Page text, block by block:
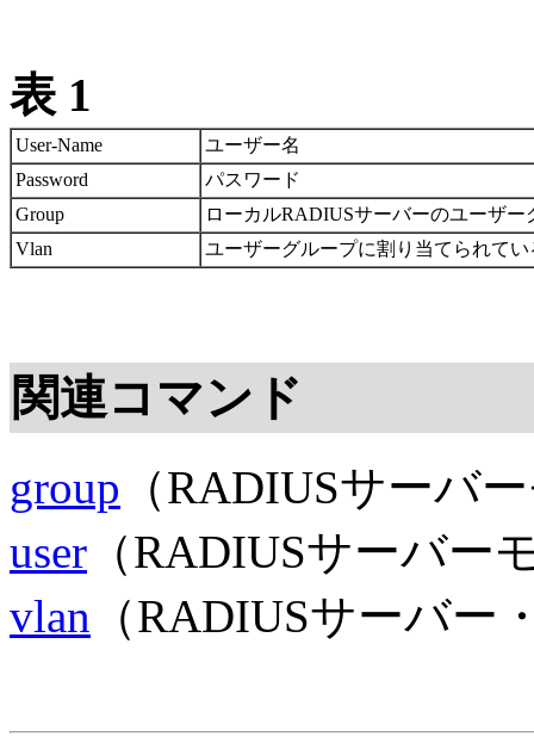
表 1
User-Name
ユーザー名
Password
パスワード
Group
ローカルRADIUSサーバーのユーザー
Vlan
ユーザーグループに割り当てられて
関連コマンド
group （RADIUSサーバ
user （RADIUSサーバー
vlan （RADIUSサーバ